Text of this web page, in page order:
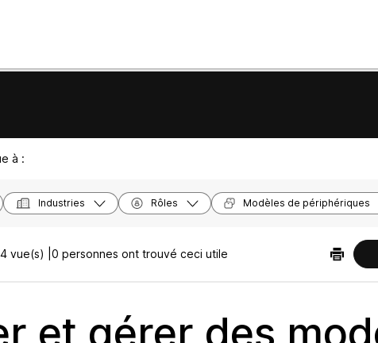
à :
Industries Rôles Modèles de périphériques
vue(s) | 0 personnes ont trouvé ceci utile